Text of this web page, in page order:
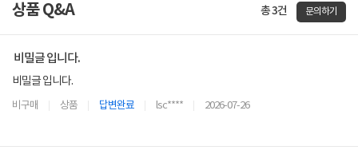
상품 Q&A 총 3건 문의하기
비밀글 입니다.
비밀글 입니다.
비구매 상품 답변완료 lsc**** 2026-07-26